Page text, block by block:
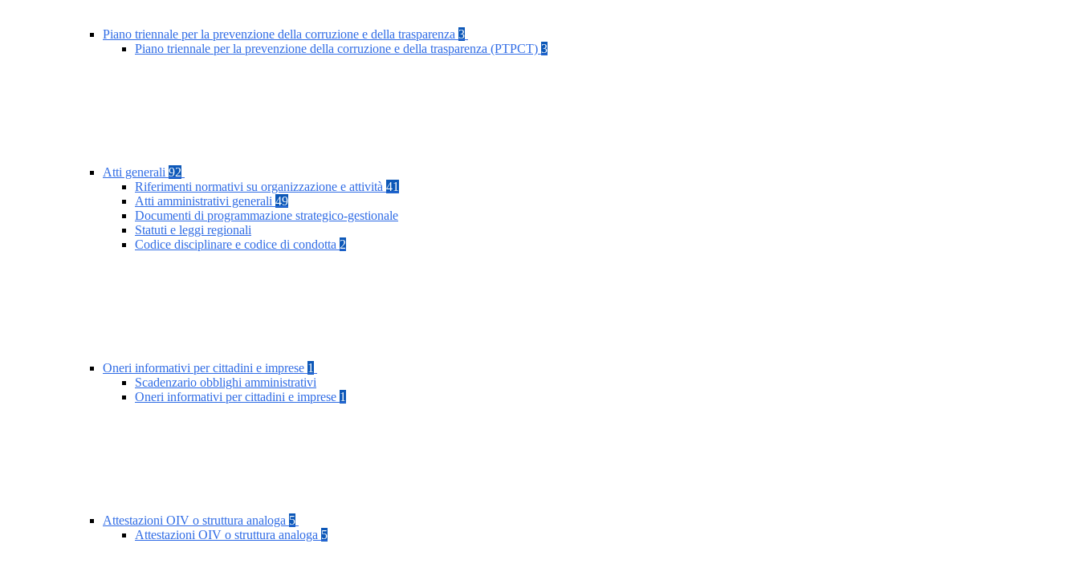
Piano triennale per la prevenzione della corruzione e della trasparenza 3
Piano triennale per la prevenzione della corruzione e della trasparenza (PTPCT) 3
Atti generali 92
Riferimenti normativi su organizzazione e attività 41
Atti amministrativi generali 49
Documenti di programmazione strategico-gestionale
Statuti e leggi regionali
Codice disciplinare e codice di condotta 2
Oneri informativi per cittadini e imprese 1
Scadenzario obblighi amministrativi
Oneri informativi per cittadini e imprese 1
Attestazioni OIV o struttura analoga 5
Attestazioni OIV o struttura analoga 5